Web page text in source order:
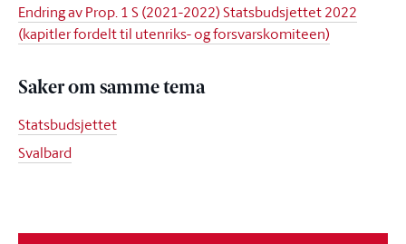
Endring av Prop. 1 S (2021-2022) Statsbudsjettet 2022
(kapitler fordelt til utenriks- og forsvarskomiteen)
Saker om samme tema
Statsbudsjettet
Svalbard